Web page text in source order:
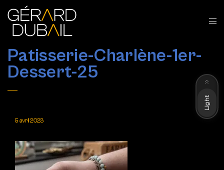
Patisserie-Charlène-1er-
Dessert-25
5 avril 2023
Light
Dark